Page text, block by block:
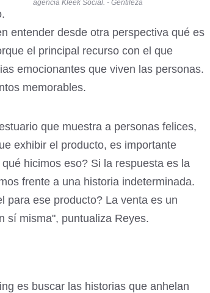
agencia Kleek Social. - Gentileza
entender desde otra perspectiva qué es
el principal recurso con el que
emocionantes que viven las personas.
memorables.
que muestra a personas felices,
exhibir el producto, es importante
hicimos eso? Si la respuesta es la
frente a una historia indeterminada.
para ese producto? La venta es un
sí misma", puntualiza Reyes.
es buscar las historias que anhelan